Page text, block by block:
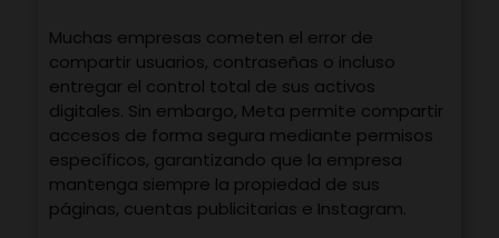
Muchas empresas cometen el error de
compartir usuarios, contraseñas o incluso
entregar el control total de sus activos
digitales. Sin embargo, Meta permite compartir
accesos de forma segura mediante permisos
específicos, garantizando que la empresa
mantenga siempre la propiedad de sus
páginas, cuentas publicitarias e Instagram.